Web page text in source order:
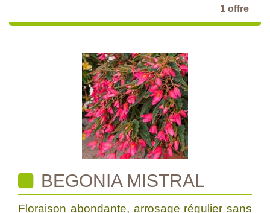
1 offre
BEGONIA MISTRAL
Floraison abondante, arrosage régulier sans